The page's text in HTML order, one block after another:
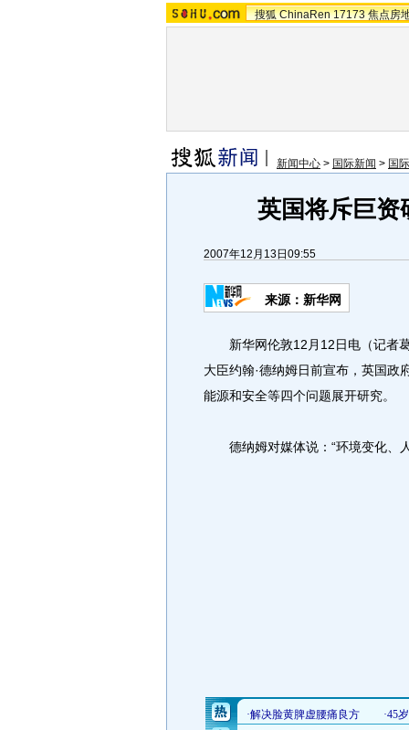
搜狐 ChinaRen 17173 焦点房
新闻中心 > 国际新闻 > 国
英国将斥巨资
2007年12月13日09:55
来源：新华网
新华网伦敦12月12日电（记者葛
大臣约翰·德纳姆日前宣布，英国政
能源和安全等四个问题展开研究。
德纳姆对媒体说：“环境变化、